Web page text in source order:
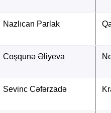
Nazlıcan Parlak
Coşqunə Əliyeva
Sevinc Cəfərzadə